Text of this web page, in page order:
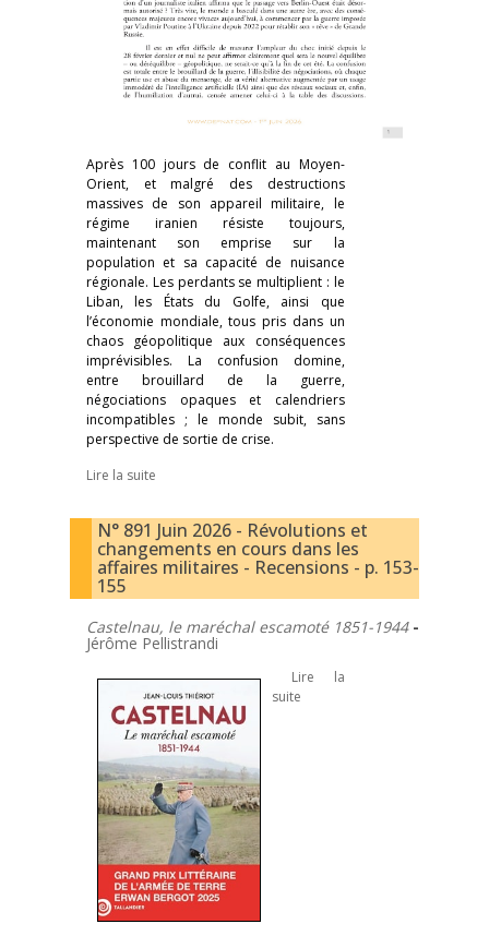
Après 100 jours de conflit au Moyen-
Orient, et malgré des destructions
massives de son appareil militaire, le
régime iranien résiste toujours,
maintenant son emprise sur la
population et sa capacité de nuisance
régionale. Les perdants se multiplient : le
Liban, les États du Golfe, ainsi que
l’économie mondiale, tous pris dans un
chaos géopolitique aux conséquences
imprévisibles. La confusion domine,
entre brouillard de la guerre,
négociations opaques et calendriers
incompatibles ; le monde subit, sans
perspective de sortie de crise.
Lire la suite
N° 891 Juin 2026 - Révolutions et
changements en cours dans les
affaires militaires - Recensions - p. 153-
155
Castelnau, le maréchal escamoté 1851-1944 -
Jérôme Pellistrandi
Lire la
suite